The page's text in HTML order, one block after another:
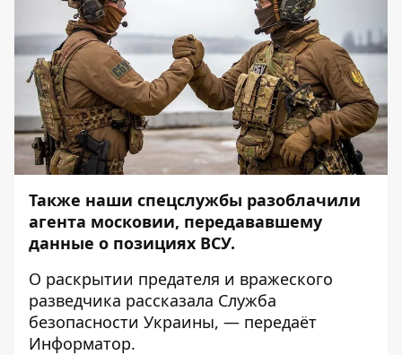
Также наши спецслужбы разоблачили
агента московии, передававшему
данные о позициях ВСУ.
О раскрытии предателя и вражеского
разведчика рассказала Служба
безопасности Украины, — передаёт
Информатор.